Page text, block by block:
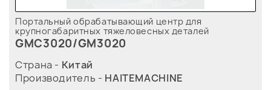
Портальный обрабатывающий центр для
крупногабаритных тяжеловесных деталей
GMC3020/GM3020
Страна - Китай
Производитель - HAITEMACHINE